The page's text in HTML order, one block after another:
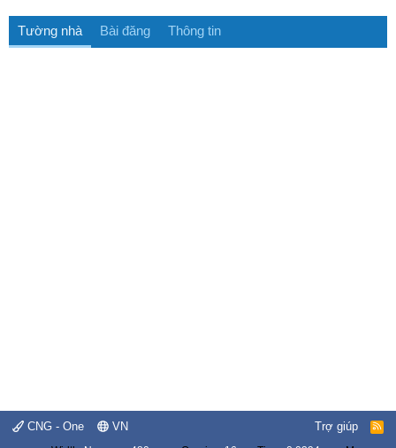
Tường nhà Bài đăng Thông tin
CNG - One VN Trợ giúp
R